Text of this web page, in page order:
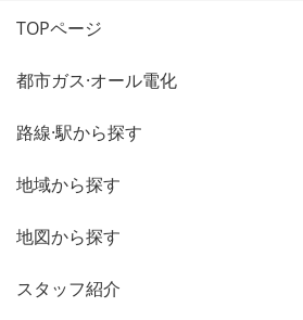
TOPページ
都市ガス·オール電化
路線·駅から探す
地域から探す
地図から探す
スタッフ紹介